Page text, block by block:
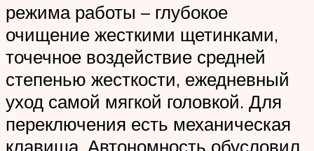
режима работы – глубокое
очищение жесткими щетинками,
точечное воздействие средней
степенью жесткости, ежедневный
уход самой мягкой головкой. Для
переключения есть механическая
клавиша. Автономность обусловил